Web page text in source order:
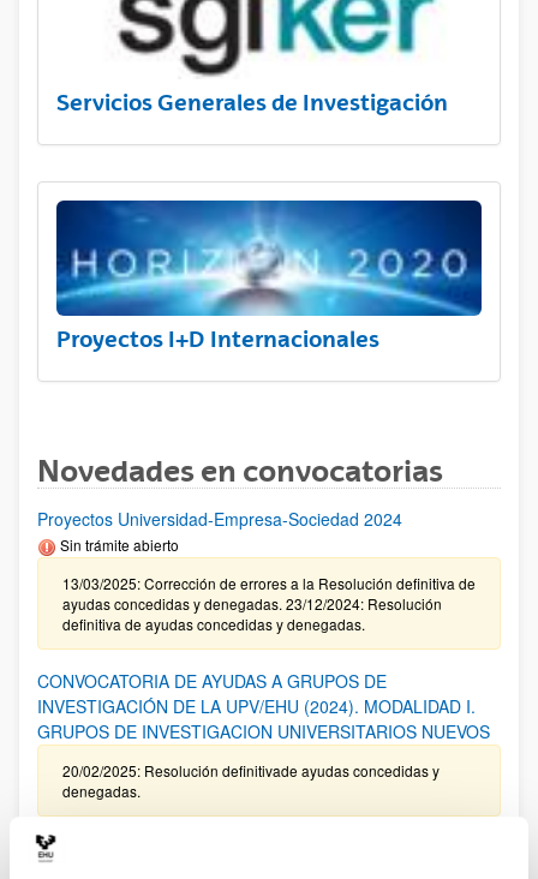
Servicios Generales de Investigación
Proyectos I+D Internacionales
Novedades en convocatorias
Proyectos Universidad-Empresa-Sociedad 2024
Sin trámite abierto
13/03/2025: Corrección de errores a la Resolución definitiva de
ayudas concedidas y denegadas. 23/12/2024: Resolución
definitiva de ayudas concedidas y denegadas.
CONVOCATORIA DE AYUDAS A GRUPOS DE
INVESTIGACIÓN DE LA UPV/EHU (2024). MODALIDAD I.
GRUPOS DE INVESTIGACION UNIVERSITARIOS NUEVOS
20/02/2025: Resolución definitivade ayudas concedidas y
denegadas.
Programa ELKARTEK 2025: Fase I. Ayudas a la